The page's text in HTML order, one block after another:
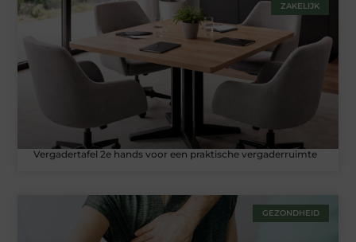
ZAKELIJK
Vergadertafel 2e hands voor een praktische vergaderruimte
GEZONDHEID